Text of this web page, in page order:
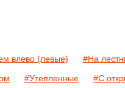
влево (левые) #На
#Утепленные #С